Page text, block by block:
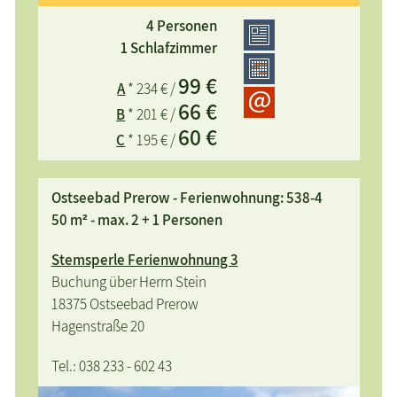
im Mai 2015 fertiggestellte, liebevoll und exklusiv
eingerichtete Ferienwohnung in sanierter
Kapitänsvilla, ruhige u. zentrale Lage, 8 min zum
Strand, 4 min zum Darßer Wald, 2 min ins
Ortszentrum, freier Stemsblick, SW-Balkon,
Fußbodenheizung, Loggia
4 Personen
1 Schlafzimmer
A* 234 € /99 €
B* 201 € /66 €
C * 195 € /60 €
Ostseebad Prerow - Ferienwohnung: 538-4
50 m² - max. 2 + 1 Personen
Stemsperle Ferienwohnung 3
Buchung über Herrn Stein
18375 Ostseebad Prerow
Hagenstraße 20
Tel.: 038 233 - 602 43